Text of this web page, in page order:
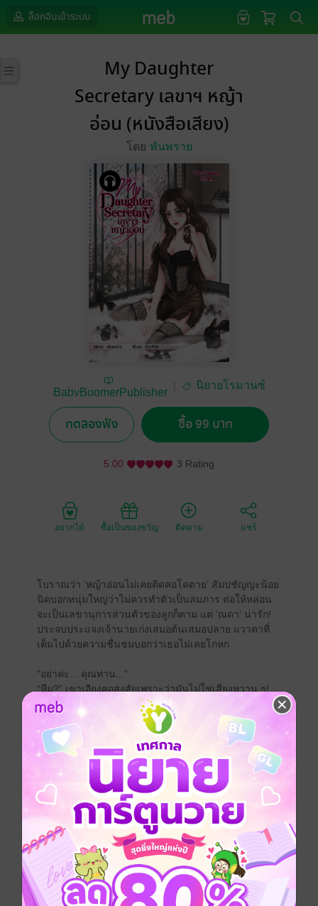
ล็อกอินเข้าระบบ
My Daughter
Secretary เลขาฯ หญ้า
อ่อน (หนังสือเสียง)
โดย พันพราย
BabyBoomerPublisher
นิยายโรมานซ์
ทดลองฟัง ซื้อ 99 บาท
5.00 3 Rating
อยากได้ ซื้อเป็นของขวัญ ติดตาม แชร์
โบราณว่า ‘หญ้าอ่อนไม่เคยติดคอโคตาย’ สัมปชัญญะน้อย
นิดบอกหนุ่มใหญ่ว่าไม่ควรทำตัวเป็นสมภาร ต่อให้หล่อน
จะเป็นเลขานุการส่วนตัวของลูกก็ตาม แต่ ‘ณดา’ น่ารัก!
ประจบประแจงเจ้านายเก่งเสมอต้นเสมอปลาย แววตาที่
เต็มไปด้วยความชื่นชมบอกว่าเธอไม่เคยโกหก
“อย่าค่ะ... คุณท่าน...”
“หืม?” เขาเอียงคอสงสัยเพราะว่ามันไม่ใช่เสียงหวาน ๆ!
แม้แต่กลิ่นก็ไม่ใช่... “ใครน่ะ?”
“ณดาค่ะ... ขอประทานโทษนะคะ ดิฉันไม่ได้ตั้งใจเข้ามาร
บกวนเวลาส่วนตัวของท่านเลยค่ะ ช่วยเปิดผ้าปิดตาแล้ว
ปล่อยดิฉันก่อนได้ไหมคะ?”
เป็นเพราะว่าเขาไม่อยากปล่อยของใหม่ที่ทั้งหอม! นุ่ม! ทั้งที่
รู้แล้วว่าณดาน่ะเลขาฯ ของลูกสาว ความอยากรู้อยากเห็น
อย่างค่อยเป็นค่อยไปทำให้หยุดแค่กอด เป็นอ้อมกอดที่ระวัง
ไม่ให้กระต่ายน้อยตื่นตูม แต่ก็คงจะยาก
ณดาไม่เคยถูกคุกคามขนาดนี้ เธอตัวสั่นกลัวในอ้อมกอด
ชายแปลกหน้า และหยุดดิ้นเพราะเหมือนว่าจะโดนบาง
อย่างอุ่น ๆ แข็ง ๆ ทิ่มหลังอยู่
“เรียกท่านทำไมเล่า? แก่หมด... ผมเพิ่งสี่สิบห้าเองนะ
ครับ... หน้าผมแก่ขนาดนั้นเลยรึไง?”
“ไม่ค่ะ คุณอนันต์ไม่แก่เลยค่ะ... ช่วยปล่อยดิฉันก่อนนะคะ”